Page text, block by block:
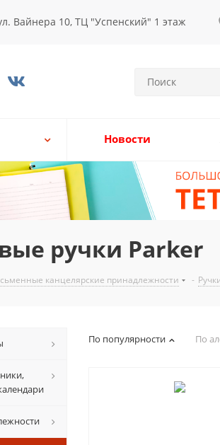
Вайнера 10, ТЦ "Успенский" 1 этаж
Новости
ручки Parker
канцелярские принадлежности -
По популярности По